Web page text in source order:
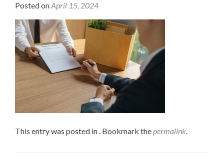
Posted onApril 15, 2024
This entry was posted in . Bookmark thepermalink.